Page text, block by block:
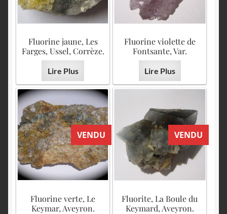
Fluorine jaune, Les
Farges, Ussel, Corrèze.
Lire Plus
Fluorine violette de
Fontsante, Var.
Lire Plus
VENDU
Fluorine verte, Le
Keymar, Aveyron.
VENDU
Fluorite, La Boule du
Keymard, Aveyron.